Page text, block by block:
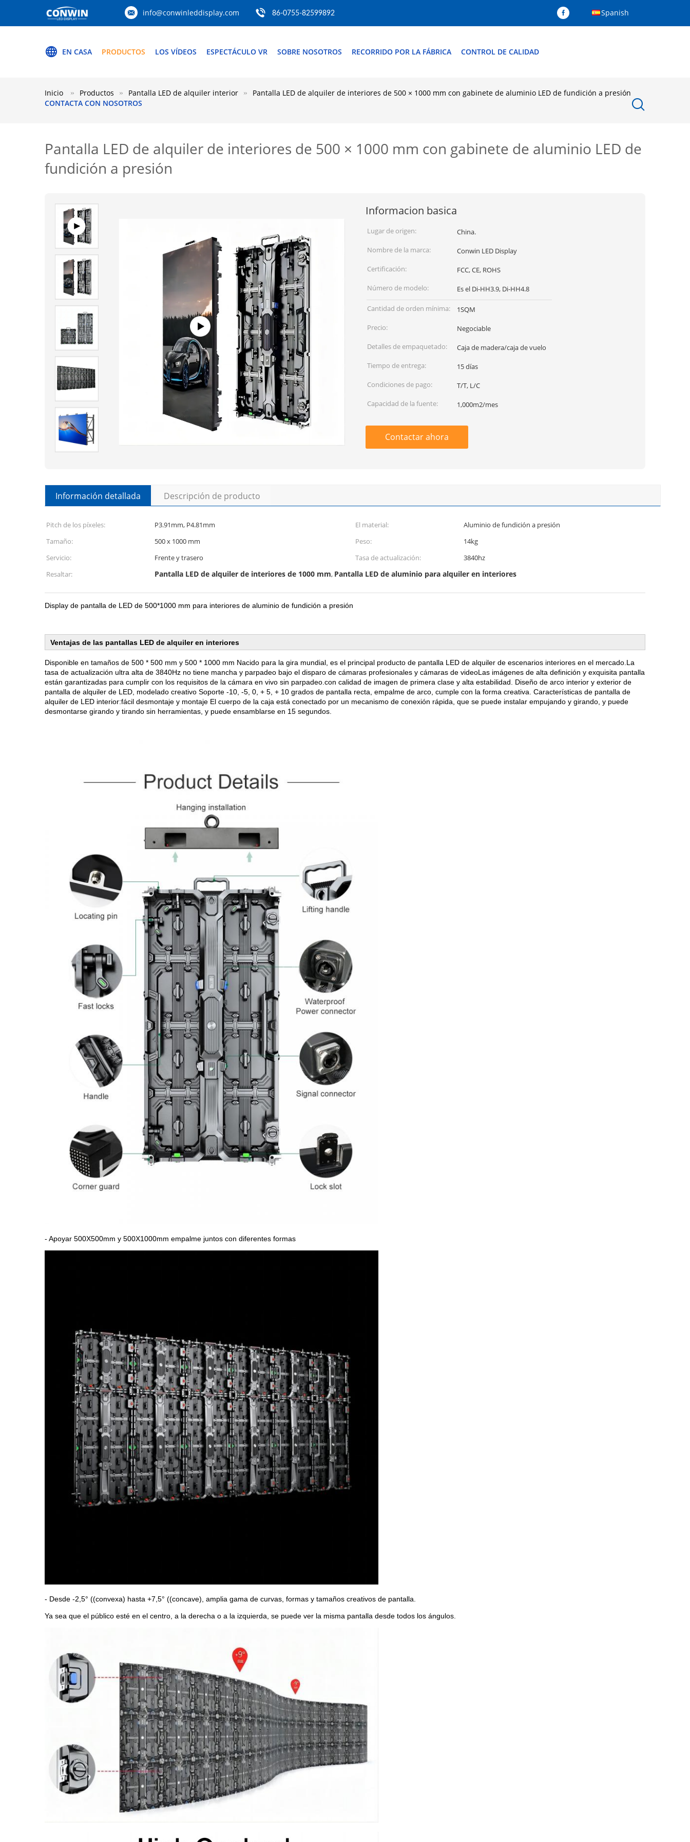
info@conwinleddisplay.com 86-0755-82599892 Spanish
EN CASA PRODUCTOS LOS VÍDEOS ESPECTÁCULO VR SOBRE NOSOTROS RECORRIDO POR LA FÁBRICA CONTROL DE CALIDAD
CONTACTA CON NOSOTROS
Inicio Productos Pantalla LED de alquiler interior Pantalla LED de alquiler de interiores de 500 × 1000 mm con gabinete de aluminio LED de fundición a presión
Pantalla LED de alquiler de interiores de 500 × 1000 mm con gabinete de aluminio LED de
fundición a presión
Informacion basica
Lugar de origen:
China.
Nombre de la marca:
Conwin LED Display
Certificación:
FCC, CE, ROHS
Número de modelo:
Es el Di-HH3.9, Di-HH4.8
Cantidad de orden mínima:
1SQM
Precio:
Negociable
Detalles de empaquetado:
Caja de madera/caja de vuelo
Tiempo de entrega:
15 días
Condiciones de pago:
T/T, L/C
Capacidad de la fuente:
1,000m2/mes
Contactar ahora
Información detallada Descripción de producto
Pitch de los píxeles: P3.91mm, P4.81mm El material:
Aluminio de fundición a presión
Tamaño:
500 x 1000 mm Peso:
14kg
Servicio:
Frente y trasero Tasa de actualización:
3840hz
Resaltar:
Pantalla LED de alquiler de interiores de 1000 mm, Pantalla LED de aluminio para alquiler en interiores
Display de pantalla de LED de 500*1000 mm para interiores de aluminio de fundición a presión
Ventajas de las pantallas LED de alquiler en interiores
Disponible en tamaños de 500 * 500 mm y 500 * 1000 mm Nacido para la gira mundial, es el principal producto de pantalla LED de alquiler de escenarios interiores en el mercado.La
tasa de actualización ultra alta de 3840Hz no tiene mancha y parpadeo bajo el disparo de cámaras profesionales y cámaras de videoLas imágenes de alta definición y exquisita pantalla
están garantizadas para cumplir con los requisitos de la cámara en vivo sin parpadeo.con calidad de imagen de primera clase y alta estabilidad. Diseño de arco interior y exterior de
pantalla de alquiler de LED, modelado creativo Soporte -10, -5, 0, + 5, + 10 grados de pantalla recta, empalme de arco, cumple con la forma creativa. Características de pantalla de
alquiler de LED interior:fácil desmontaje y montaje El cuerpo de la caja está conectado por un mecanismo de conexión rápida, que se puede instalar empujando y girando, y puede
desmontarse girando y tirando sin herramientas, y puede ensamblarse en 15 segundos.
- Apoyar 500X500mm y 500X1000mm empalme juntos con diferentes formas
- Desde -2,5° ((convexa) hasta +7,5° ((concave), amplia gama de curvas, formas y tamaños creativos de pantalla.
Ya sea que el público esté en el centro, a la derecha o a la izquierda, se puede ver la misma pantalla desde todos los ángulos.